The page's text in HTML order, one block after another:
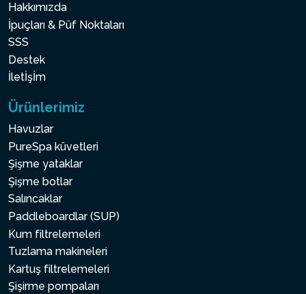
Hakkımızda
İpuçları & Püf Noktaları
SSS
Destek
İletİşİm
Ürünlerimiz
Havuzlar
PureSpa küvetleri
Şişme yataklar
Şişme botlar
Salıncaklar
Paddleboardlar (SUP)
Kum filtrelemeleri
Tuzlama makineleri
Kartuş filtrelemeleri
Şişirme pompaları